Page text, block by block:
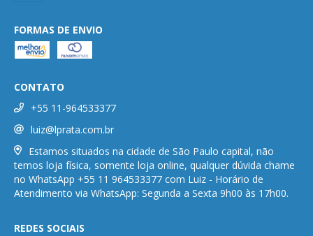
FORMAS DE ENVIO
CONTATO
+55 11-964533377
luiz@lprata.com.br
Estamos situados na cidade de São Paulo capital, não
temos loja física, somente loja online, qualquer dúvida chame
no WhatsApp +55 11 964533377 com Luiz - Horário de
Atendimento via WhatsApp: Segunda a Sexta 9h00 às 17h00.
REDES SOCIAIS